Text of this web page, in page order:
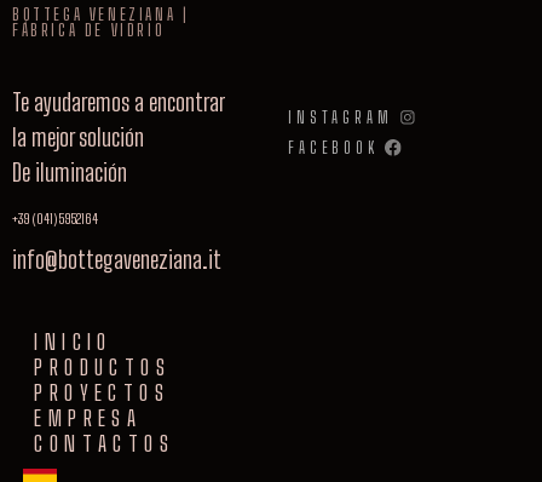
BOTTEGA VENEZIANA |
FÁBRICA DE VIDRIO
Te ayudaremos a encontrar
la mejor solución
De iluminación
+39 (041) 5952164
info@bottegaveneziana.it
INSTAGRAM
FACEBOOK
INICIO
PRODUCTOS
PROYECTOS
EMPRESA
CONTACTOS